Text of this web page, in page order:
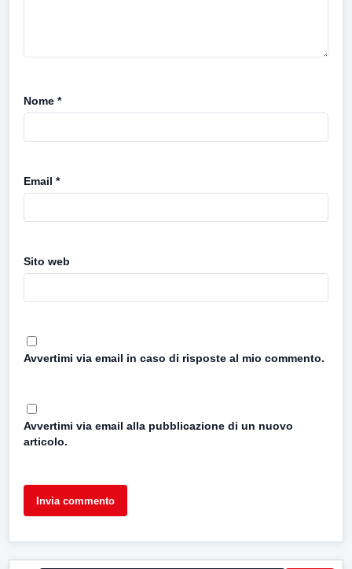
Nome *
Email *
Sito web
Avvertimi via email in caso di risposte al mio commento.
Avvertimi via email alla pubblicazione di un nuovo
articolo.